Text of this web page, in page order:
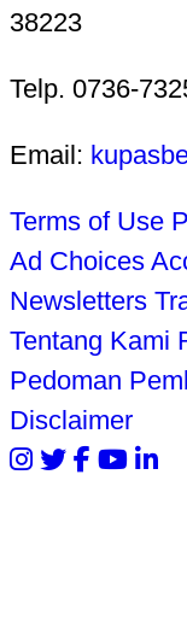
38223
Telp. 0736-
Email:
Terms of Use
Ad Choices
Newsletters
Tentang Kami
Pedoman
Disclaimer